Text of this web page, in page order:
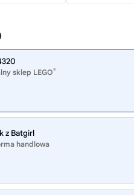
sklep LEGO®
z Batgirl
handlowa